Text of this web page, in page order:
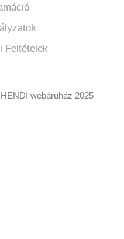
Feltételek
webáruház 2025